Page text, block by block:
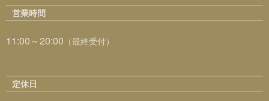
営業時間
11:00～20:00 （最終受付）
定休日